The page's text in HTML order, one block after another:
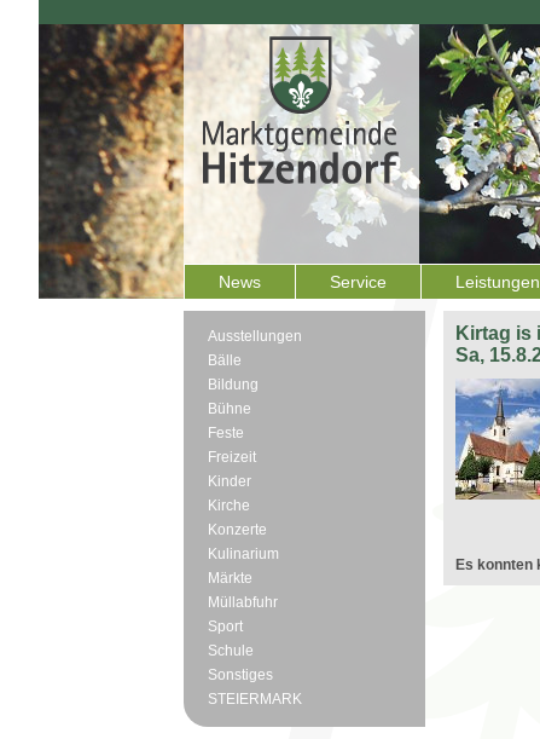
News Service Leistungen
Ausstellungen
Bälle
Bildung
Bühne
Feste
Freizeit
Kinder
Kirche
Konzerte
Kulinarium
Märkte
Müllabfuhr
Sport
Schule
Sonstiges
STEIERMARK
Kirtag is
Sa,
Es konnten